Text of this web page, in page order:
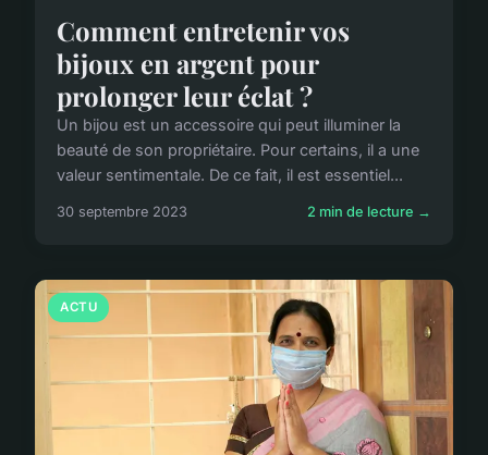
Comment entretenir vos
bijoux en argent pour
prolonger leur éclat ?
Un bijou est un accessoire qui peut illuminer la
beauté de son propriétaire. Pour certains, il a une
valeur sentimentale. De ce fait, il est essentiel...
30 septembre 2023 2 min de lecture →
ACTU